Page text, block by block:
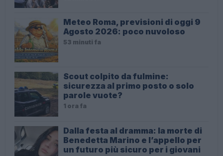
Meteo Roma, previsioni di oggi 9
Agosto 2026: poco nuvoloso
53 minuti fa
Scout colpito da fulmine:
sicurezza al primo posto o solo
parole vuote?
1 ora fa
Dalla festa al dramma: la morte di
Benedetta Marino e l’appello per
un futuro più sicuro per i giovani